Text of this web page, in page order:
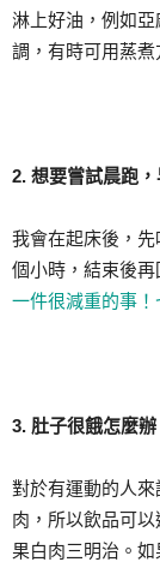
淋上好油，例如
調，有時可用蒸煮
2. 想要嘗試晨跑
我會在起床後，
個小時，結束後再
一件很減重的事
3. 肚子很餓怎麼辦
對於有運動的人
肉，所以飲品可
果白肉三明治。